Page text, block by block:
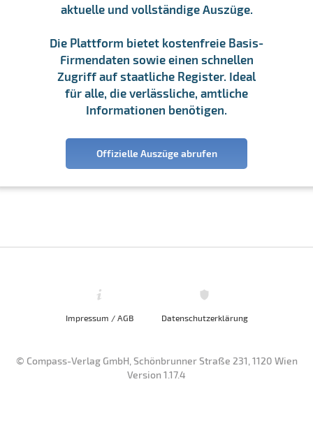
aktuelle und vollständige Auszüge.
Die Plattform bietet kostenfreie Basis-
Firmendaten sowie einen schnellen
Zugriff auf staatliche Register. Ideal
für alle, die verlässliche, amtliche
Informationen benötigen.
Offizielle Auszüge abrufen
Impressum / AGB Datenschutzerklärung
© Compass-Verlag GmbH, Schönbrunner Straße 231, 1120 Wien
Version 1.17.4